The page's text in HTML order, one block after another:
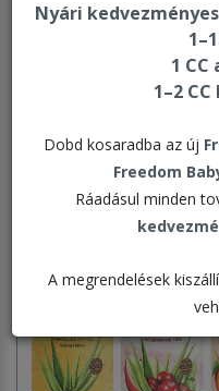
Nyári
1
1–2
Dobd kosaradba az új
Freedom
Ráadásul minden
A megrendelések
4 Pack